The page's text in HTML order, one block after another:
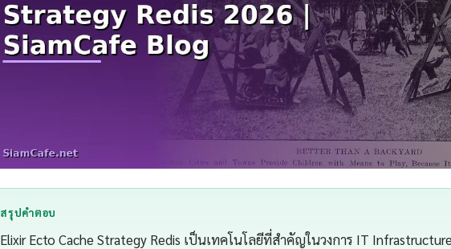
สรุปคำตอบ
Elixir Ecto Cache Strategy Redis เป็นเทคโนโลยีที่สำคัญในวงการ IT